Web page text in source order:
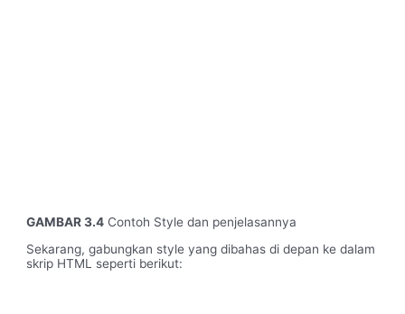
GAMBAR 3.4 Contoh Style dan penjelasannya
Sekarang, gabungkan style yang dibahas di depan ke dalam
skrip HTML seperti berikut: